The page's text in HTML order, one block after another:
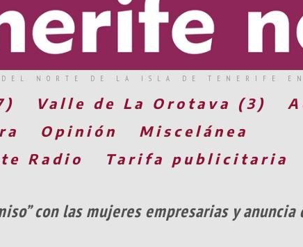
NORTE DE LA ISLA DE TENERIFE
Valle de La Orotava (3)
Opinión
Miscelánea
Radio
Tarifa publicitaria
con las mujeres empresarias y anuncia